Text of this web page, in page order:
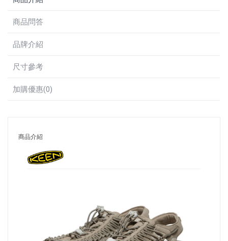
商品問答
品牌介紹
尺寸參考
加購優惠(0)
商品介紹